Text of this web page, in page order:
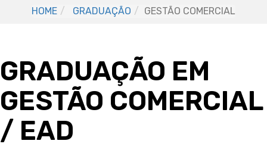
HOME GRADUAÇÃO GESTÃO COMERCIAL
GRADUAÇÃO EM
GESTÃO COMERCIAL
/ EAD